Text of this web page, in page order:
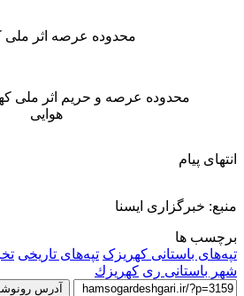
محدوده عرصه اثر ملی
محدوده عرصه و حریم اثر ملی
هوایی
انتهای پیام
منبع: خبرگزاری ایسنا
برچسب ها
تپه‌های باستانی کهریزک تپه‌های تاریخی
شهر باستانی ری كهريزك
آدرس